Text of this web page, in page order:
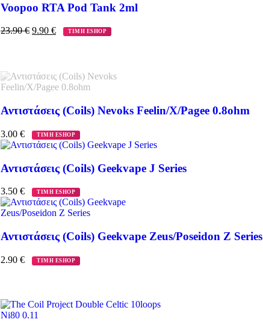
Voopoo RTA Pod Tank 2ml
23.90€ 9.90 € ΤΙΜΗ ESHOP
Αντιστάσεις (Coils) Nevoks Feelin/X/Pagee 0.8ohm
3.00 € ΤΙΜΗ ESHOP
Αντιστάσεις (Coils) Geekvape J Series
3.50 € ΤΙΜΗ ESHOP
Αντιστάσεις (Coils) Geekvape Zeus/Poseidon Z Series
2.90 € ΤΙΜΗ ESHOP